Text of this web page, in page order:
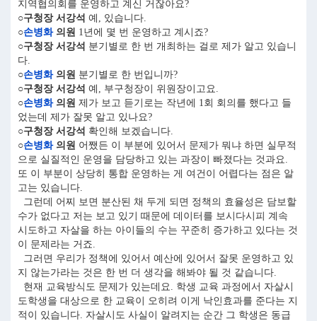
지역협의회를 운영하고 계신 거잖아요?
○구청장 서강석 예, 있습니다.
○손병화의원 1년에 몇 번 운영하고 계시죠?
○구청장 서강석 분기별로 한 번 개최하는 걸로 제가 알고 있습니
다.
○손병화의원 분기별로 한 번입니까?
○구청장 서강석 예, 부구청장이 위원장이고요.
○손병화의원 제가 보고 듣기로는 작년에 1회 회의를 했다고 들
었는데 제가 잘못 알고 있나요?
○구청장 서강석 확인해 보겠습니다.
○손병화의원 어쨌든 이 부분에 있어서 문제가 뭐냐 하면 실무적
으로 실질적인 운영을 담당하고 있는 과장이 빠졌다는 것과요.
또 이 부분이 상당히 통합 운영하는 게 여건이 어렵다는 점은 알
고는 있습니다.
그런데 어찌 보면 분산된 채 두게 되면 정책의 효율성은 담보할
수가 없다고 저는 보고 있기 때문에 데이터를 보시다시피 계속
시도하고 자살을 하는 아이들의 수는 꾸준히 증가하고 있다는 것
이 문제라는 거죠.
그러면 우리가 정책에 있어서 예산에 있어서 잘못 운영하고 있
지 않는가라는 것은 한 번 더 생각을 해봐야 될 것 같습니다.
현재 교육방식도 문제가 있는데요. 학생 교육 과정에서 자살시
도학생을 대상으로 한 교육이 오히려 이게 낙인효과를 준다는 지
적이 있습니다. 자살시도 사실이 알려지는 순간 그 학생은 동급